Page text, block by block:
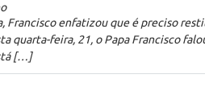
Francisco enfatizou que é preciso
quarta-feira, 21, o Papa Francisco
[…]